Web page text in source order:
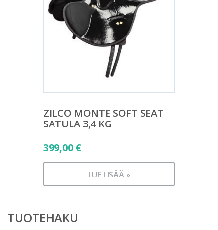
ZILCO MONTE SOFT SEAT
SATULA 3,4 KG
399,00 €
LUE LISÄÄ »
TUOTEHAKU